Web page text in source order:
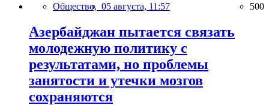
Общество, 05 августа, 11:57 500
Азербайджан пытается связать
молодежную политику с
результатами, но проблемы
занятости и утечки мозгов
сохраняются